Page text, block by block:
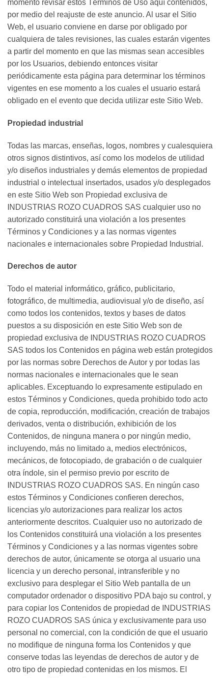
momento revisar estos Términos de Uso aquí contenidos,
por medio del reajuste de este anuncio. Al usar el Sitio
Web, el usuario conviene en darse por obligado por
cualquiera de tales revisiones, las cuales estarán vigentes
a partir del momento en que las mismas sean accesibles
por los Usuarios, debiendo entonces visitar
periódicamente esta página para determinar los términos
vigentes en ese momento a los cuales el usuario estará
obligado en el evento que decida utilizar este Sitio Web.
Propiedad industrial
Todas las marcas, enseñas, logos, nombres y cualesquiera
otros signos distintivos, así como los modelos de utilidad
y/o diseños industriales y demás elementos de propiedad
industrial o intelectual insertados, usados y/o desplegados
en este Sitio Web son Propiedad exclusiva de
INDUSTRIAS ROZO CUADROS SAS cualquier uso no
autorizado constituirá una violación a los presentes
Términos y Condiciones y a las normas vigentes
nacionales e internacionales sobre Propiedad Industrial.
Derechos de autor
Todo el material informático, gráfico, publicitario,
fotográfico, de multimedia, audiovisual y/o de diseño, así
como todos los contenidos, textos y bases de datos
puestos a su disposición en este Sitio Web son de
propiedad exclusiva de INDUSTRIAS ROZO CUADROS
SAS todos los Contenidos en página web están protegidos
por las normas sobre Derechos de Autor y por todas las
normas nacionales e internacionales que le sean
aplicables. Exceptuando lo expresamente estipulado en
estos Términos y Condiciones, queda prohibido todo acto
de copia, reproducción, modificación, creación de trabajos
derivados, venta o distribución, exhibición de los
Contenidos, de ninguna manera o por ningún medio,
incluyendo, más no limitado a, medios electrónicos,
mecánicos, de fotocopiado, de grabación o de cualquier
otra índole, sin el permiso previo por escrito de
INDUSTRIAS ROZO CUADROS SAS. En ningún caso
estos Términos y Condiciones confieren derechos,
licencias y/o autorizaciones para realizar los actos
anteriormente descritos. Cualquier uso no autorizado de
los Contenidos constituirá una violación a los presentes
Términos y Condiciones y a las normas vigentes sobre
derechos de autor, únicamente se otorga al usuario una
licencia y un derecho personal, intransferible y no
exclusivo para desplegar el Sitio Web pantalla de un
computador ordenador o dispositivo PDA bajo su control, y
para copiar los Contenidos de propiedad de INDUSTRIAS
ROZO CUADROS SAS única y exclusivamente para uso
personal no comercial, con la condición de que el usuario
no modifique de ninguna forma los Contenidos y que
conserve todas las leyendas de derechos de autor y de
otro tipo de propiedad contenidas en los mismos. El